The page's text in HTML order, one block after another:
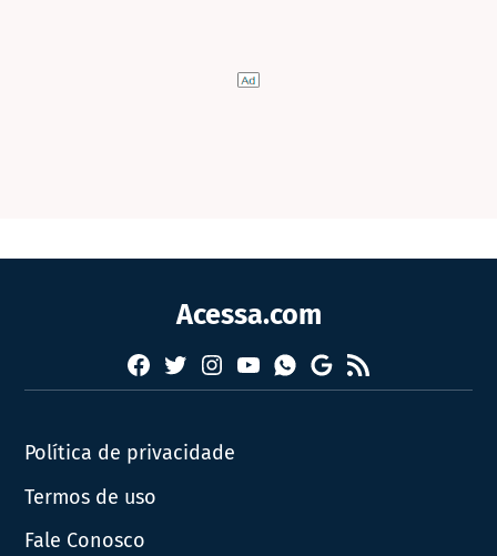
Acessa.com
Facebook
TwitterInstagram
YouTubeWhatsapp
Google
News
RSS
Política de privacidade
Termos de uso
Fale Conosco